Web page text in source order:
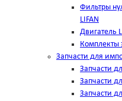
Фильтры
LIFAN
Двигатель
Комплекты
Запчасти для
Запчасти
Запчасти
Запчасти